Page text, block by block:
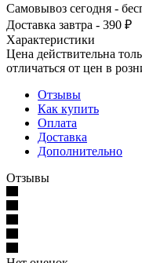
Самовывоз сегодня -
Доставка завтра - 390 ₽
Характеристики
Цена действительна
отличаться от цен в
Отзывы
Как купить
Оплата
Доставка
Дополнительно
Отзывы